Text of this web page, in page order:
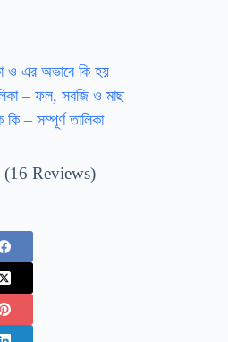
ও এর অভাবে কি হয়
– ফল, সবজি ও মাছ
কি – সম্পূর্ণ তালিকা
(16 Reviews)